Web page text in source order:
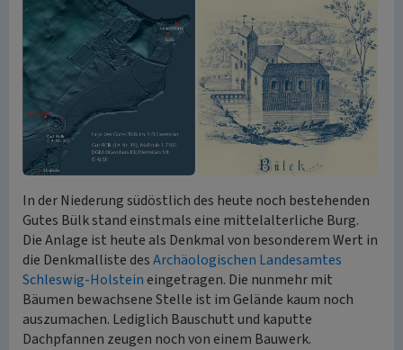
In der Niederung südöstlich des heute noch bestehenden
Gutes Bülk stand einstmals eine mittelalterliche Burg.
Die Anlage ist heute als Denkmal von besonderem Wert in
die Denkmalliste desArchäologischen Landesamtes
Schleswig-Holstein eingetragen. Die nunmehr mit
Bäumen bewachsene Stelle ist im Gelände kaum noch
auszumachen. Lediglich Bauschutt und kaputte
Dachpfannen zeugen noch von einem Bauwerk.